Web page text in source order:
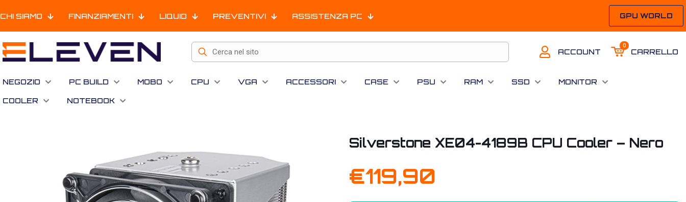
CHI SIAMO FINANZIAMENTI LIQUID PREVENTIVI ASSISTENZA PC GPU WORLD
ACCOUNT
0
CARRELLO
NEGOZIO PC BUILD MOBO CPU VGA ACCESSORI CASE PSU RAM SSD MONITOR
COOLER NOTEBOOK
Silverstone XE04-4189B CPU Cooler – Nero
€119,90